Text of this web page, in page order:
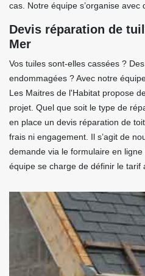
cas. Notre équipe s’organise avec
Devis réparation de
Mer
Vos tuiles sont-elles cassées ?
endommagées ? Avec notre
Les Maitres de l'Habitat propose
projet. Quel que soit le type de
en place un devis réparation de
frais ni engagement. Il s’agit de
demande via le formulaire en
équipe se charge de définir le tarif